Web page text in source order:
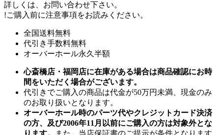
詳しくは、お問い合わせ下さい。
!ご購入前に注意事項をお読みください。
全国送料無料
代引き手数料無料
オーバーホール永久半額
心斎橋店・福岡店に在庫がある場合は商品確認にお時
間をいただく場合がございます。
代引きでご購入の商品は代金が50万円未満、現金のみ
のお取り扱いとなります。
オーバーホール時のパーツ代やクレジットカード決済
の方、及び2006年11月以前にご購入の方は対象外とな
ります。
また、当店保証書のご提示が条件となります